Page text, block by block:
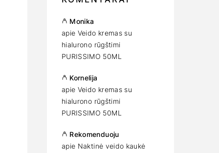
Monika
apie Veido kremas su
hialurono rūgštimi
PURISSIMO 50ML
Kornelija
apie Veido kremas su
hialurono rūgštimi
PURISSIMO 50ML
Rekomenduoju
apie Naktinė veido kaukė